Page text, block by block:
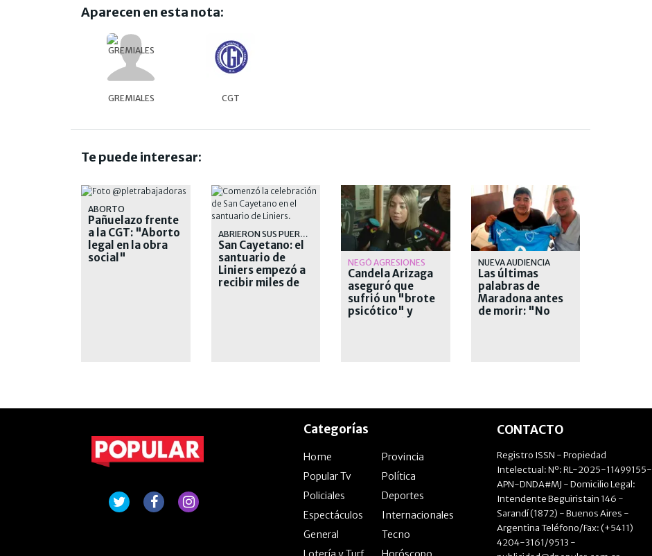
Aparecen en esta nota:
GREMIALES CGT
Te puede interesar:
ABORTO
Pañuelazo frente
a la CGT: "Aborto
legal en la obra
social"
ABRIERON SUS PUERTAS
San Cayetano: el
santuario de
Liniers empezó a
recibir miles de
NEGÓ AGRESIONES
Candela Arizaga
aseguró que
sufrió un "brote
psicótico" y
NUEVA AUDIENCIA
Las últimas
palabras de
Maradona antes
de morir: "No
Categorías
Home
Provincia
Popular Tv
Política
Policiales
Deportes
Espectáculos
Internacionales
General
Tecno
CONTACTO
Registro ISSN - Propiedad
Intelectual: Nº: RL-2025-11499155-
APN-DNDA#MJ - Domicilio Legal:
Intendente Beguiristain 146 -
Sarandí (1872) - Buenos Aires -
Argentina Teléfono/Fax: (+5411)
4204-3161/9513 -